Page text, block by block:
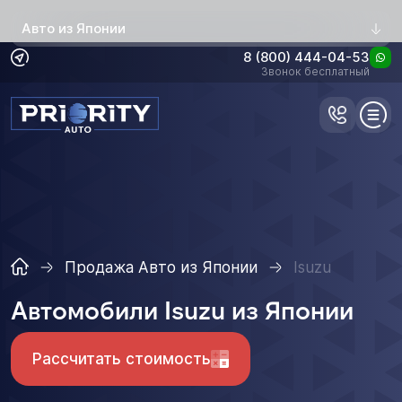
Авто из Японии
8 (800) 444-04-53
Звонок бесплатный
Продажа Авто из Японии Isuzu
Автомобили Isuzu из Японии
Рассчитать стоимость